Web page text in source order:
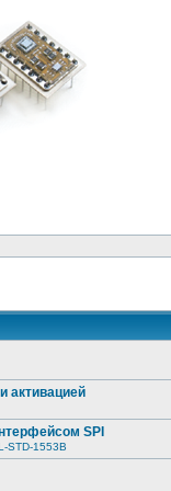
активацией
SPI
STD-1553B